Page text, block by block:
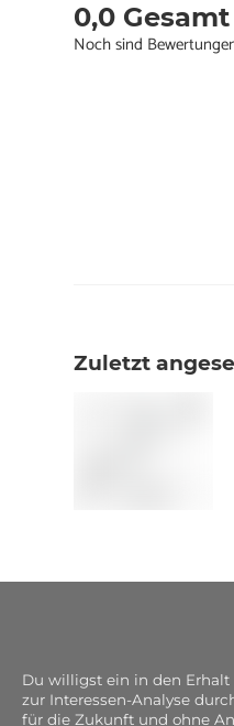
0,0 Gesamt
Noch sind
Zuletzt
Du willigst ein in den
zur Interessen-Analyse
für die Zukunft und ohne